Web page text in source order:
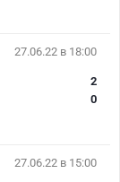
27.06.22 в 18:00
2
0
27.06.22 в 15:00